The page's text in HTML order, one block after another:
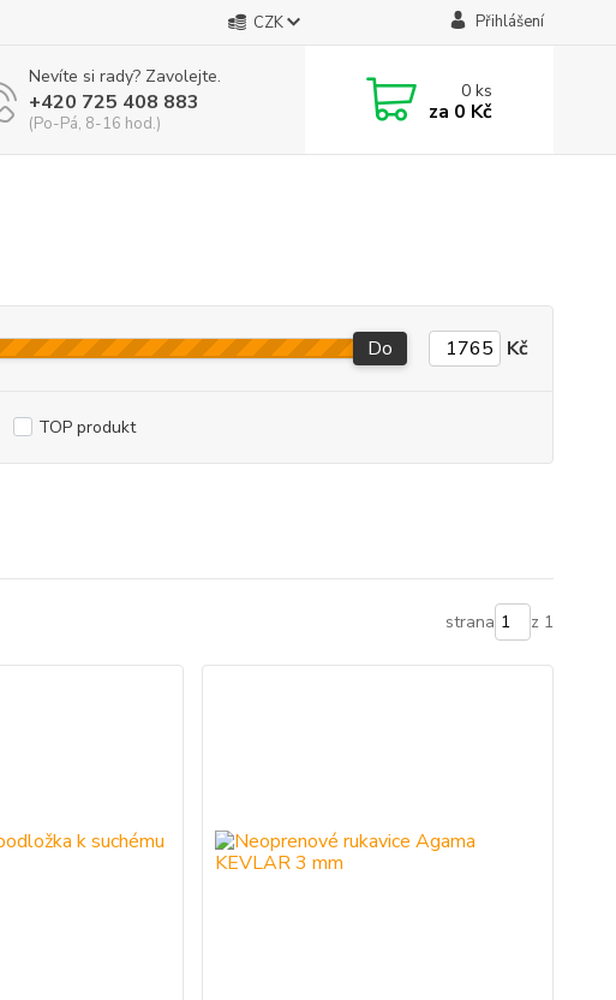
CZK Přihlášení
Nevíte si rady? Zavolejte.
+420 725 408 883
(Po-Pá, 8-16 hod.)
0ks
za 0 Kč
Do Kč
TOP produkt
strana z 1